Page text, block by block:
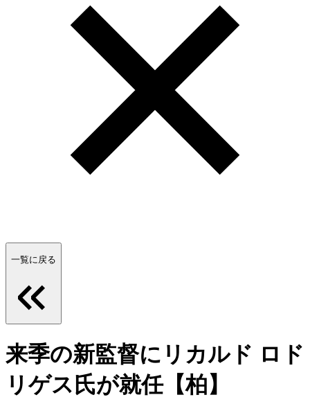
一覧に戻る
来季の新監督にリカルド ロド
リゲス氏が就任【柏】